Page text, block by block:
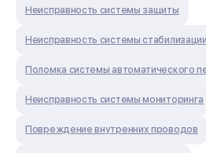
Неисправность системы защиты
Неисправность системы стабилизации
Поломка системы автоматического
Неисправность системы мониторинга
Повреждение внутренних проводов